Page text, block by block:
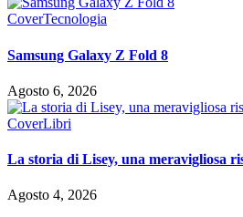
CoverTecnologia
Samsung Galaxy Z Fold 8
Agosto 6, 2026
CoverLibri
La storia di Lisey, una meravigliosa
Agosto 4, 2026